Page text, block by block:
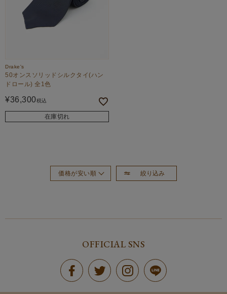
Drake's
50オンスソリッドシルクタイ(ハン
ドロール) 全1色
¥36,300税込
在庫切れ
絞り込み
価格が安い順
OFFICIAL SNS